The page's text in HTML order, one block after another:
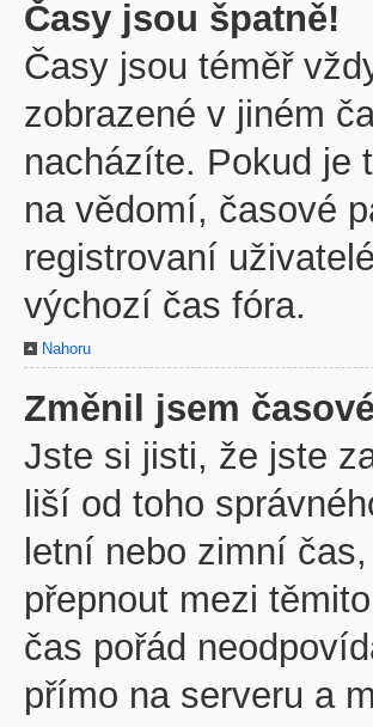
Časy jsou špatně!
Časy jsou téměř
zobrazené v jiném
nacházíte. Pokud je
na vědomí, časové
registrovaní
výchozí čas fóra.
Nahoru
Změnil jsem
Jste si jisti, že jste
liší od toho
letní nebo zimní
přepnout mezi
čas pořád
přímo na serveru a